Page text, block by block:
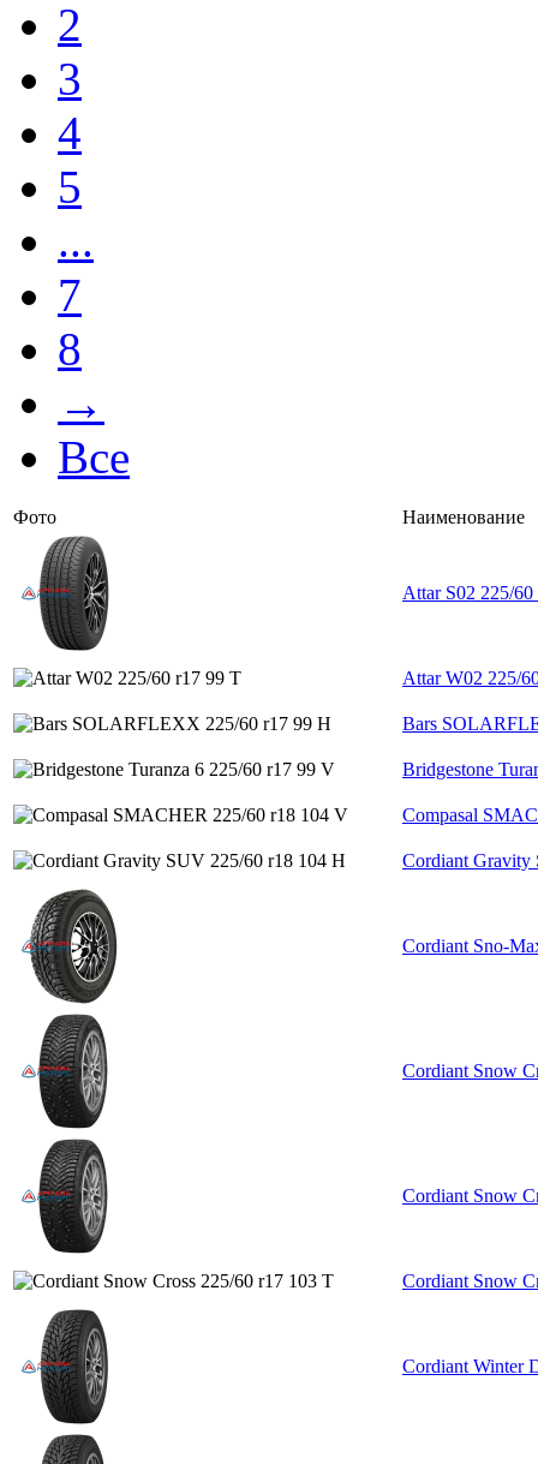
2
3
4
5
...
7
8
→
Все
Фото Наименование
Attar S02 225/
Attar W02 225/
Bars
Bridgestone
Compasal
Cordiant Gravity
Cordiant Sno-
Cordiant Snow
Cordiant Snow
Cordiant Snow
Cordiant Winter